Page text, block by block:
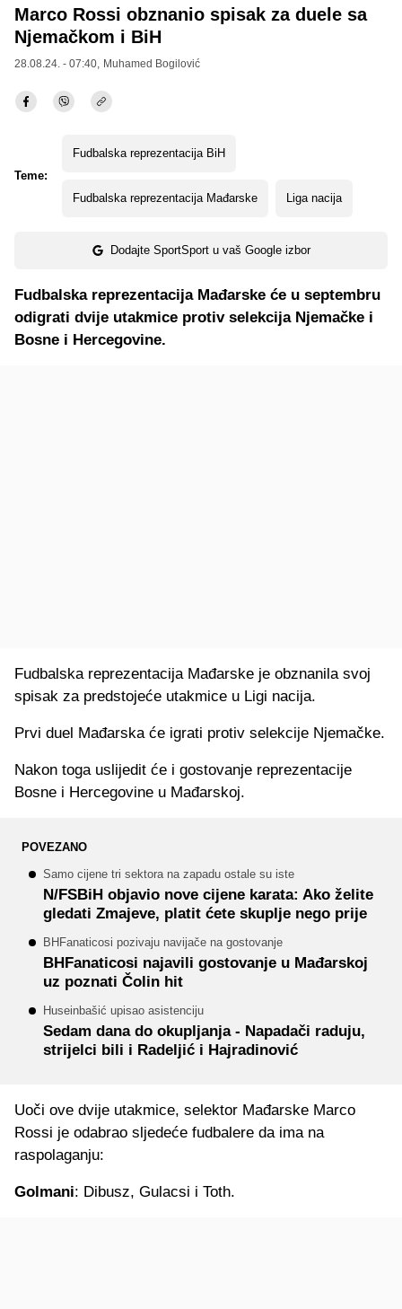
Marco Rossi obznanio spisak za duele sa
Njemačkom i BiH
28.08.24. - 07:40, Muhamed Bogilović
Teme:
Fudbalska reprezentacija BiH
Fudbalska reprezentacija Mađarske Liga nacija
Dodajte SportSport u vaš Google izbor
Fudbalska reprezentacija Mađarske će u septembru
odigrati dvije utakmice protiv selekcija Njemačke i
Bosne i Hercegovine.
Fudbalska reprezentacija Mađarske je obznanila svoj
spisak za predstojeće utakmice u Ligi nacija.
Prvi duel Mađarska će igrati protiv selekcije Njemačke.
Nakon toga uslijedit će i gostovanje reprezentacije
Bosne i Hercegovine u Mađarskoj.
POVEZANO
Samo cijene tri sektora na zapadu ostale su iste
N/FSBiH objavio nove cijene karata: Ako želite
gledati Zmajeve, platit ćete skuplje nego prije
BHFanaticosi pozivaju navijače na gostovanje
BHFanaticosi najavili gostovanje u Mađarskoj
uz poznati Čolin hit
Huseinbašić upisao asistenciju
Sedam dana do okupljanja - Napadači raduju,
strijelci bili i Radeljić i Hajradinović
Uoči ove dvije utakmice, selektor Mađarske Marco
Rossi je odabrao sljedeće fudbalere da ima na
raspolaganju:
Golmani: Dibusz, Gulacsi i Toth.